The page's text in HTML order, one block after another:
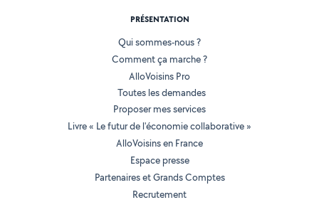
PRÉSENTATION
Qui sommes-nous ?
Comment ça marche ?
AlloVoisins Pro
Toutes les demandes
Proposer mes services
Livre « Le futur de l'économie collaborative »
AlloVoisins en France
Espace presse
Partenaires et Grands Comptes
Recrutement